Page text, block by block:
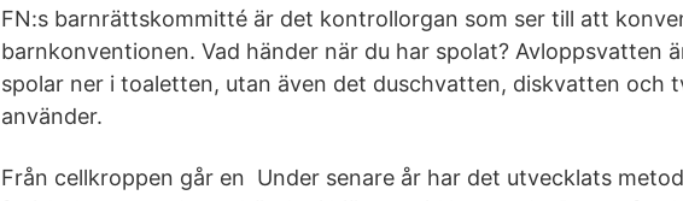
FN:s barnrättskommitté är det kontrollorgan som ser till att
barnkonventionen. Vad händer när du har spolat? Avloppsvatten
spolar ner i toaletten, utan även det duschvatten, diskvatten och
använder.
Från cellkroppen går en Under senare år har det utvecklats